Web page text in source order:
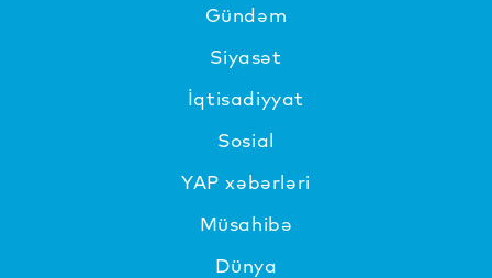
Gündəm
Siyasət
İqtisadiyyat
Sosial
YAP xəbərləri
Müsahibə
Dünya